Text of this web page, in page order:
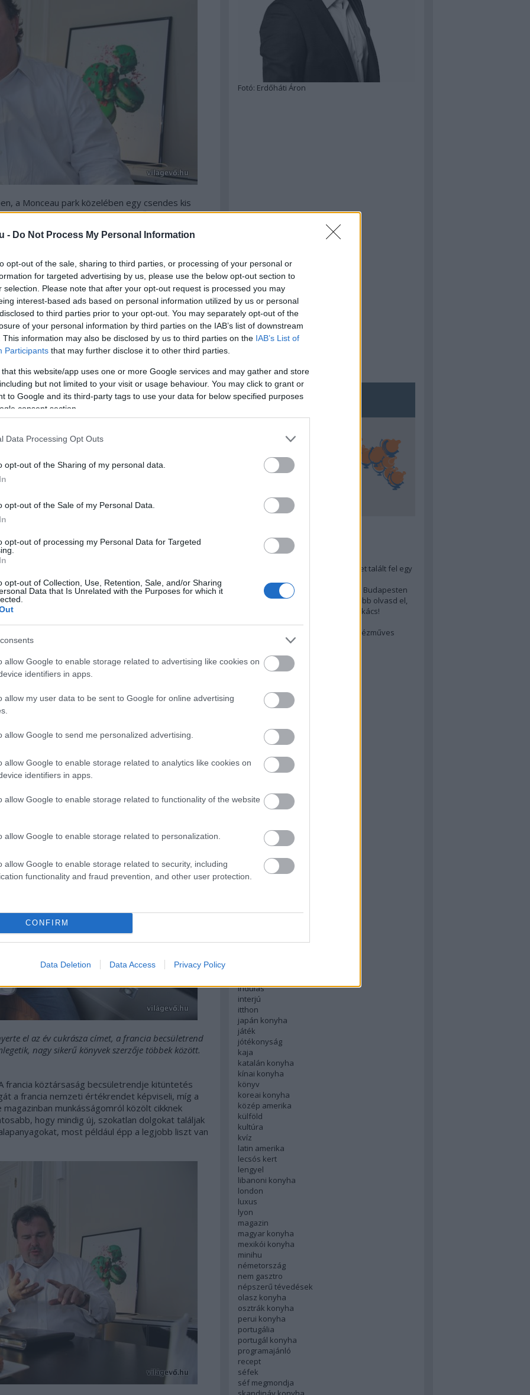
- Do Not Process My Personal Information
opt-out of the sale, sharing to third parties, or processing of your personal or
for targeted advertising by us, please use the below opt-out section to
selection. Please note that after your opt-out request is processed you may
interest-based ads based on personal information utilized by us or personal
to third parties prior to your opt-out. You may separately opt-out of the
of your personal information by third parties on the IAB’s list of downstream
This information may also be disclosed by us to third parties on the IAB’s List of
Participants that may further disclose it to other third parties.
that this website/app uses one or more Google services and may gather and store
but not limited to your visit or usage behaviour. You may click to grant or
to Google and its third-party tags to use your data for below specified purposes
consent section.
Data Processing Opt Outs
opt-out of the Sharing of my personal data.
opt-out of the Sale of my Personal Data.
opt-out of processing my Personal Data for Targeted
opt-out of Collection, Use, Retention, Sale, and/or Sharing
Data that Is Unrelated with the Purposes for which it
allow Google to enable storage related to advertising like cookies on
identifiers in apps.
allow my user data to be sent to Google for online advertising
allow Google to send me personalized advertising.
allow Google to enable storage related to analytics like cookies on
identifiers in apps.
allow Google to enable storage related to functionality of the website
allow Google to enable storage related to personalization.
allow Google to enable storage related to security, including
functionality and fraud prevention, and other user protection.
CONFIRM
Data Deletion Data Access Privacy Policy
a Monceau park közelében egy csendes kis
központi irodájának. Kívülről szinte semmi
készülnek a világ leghíresebb cukrászának
és itt, a ház legfelső szintjén található
is a nagyfőnök által megálmodott
Picassójához nyertünk bebocsátást. A
amihez természetesen PH monogram
közben komoly a sürgés-forgás:
adják egymásnak a kilincset. Aztán végre nyílik
el az év cukrásza címet, a francia becsületrend
nagy sikerű könyvek szerzője többek között.
francia köztársaság becsületrendje kitüntetés
a francia nemzeti értékrendet képviseli, míg a
munkásságomról közölt cikknek
hogy mindig új, szokatlan dolgokat találjak
most például épp a legjobb liszt van
Fotó: Erdőháti Áron
TOP5
Annyira menő Budapest-térképet talált fel egy
A 10 legjobb (elérhető árú) ebéd Budapesten
Szakács akarsz lenni? Akkor előbb olvasd el,
mit gondol erről egy magyar szakács!
Budapest rejtett kincsei: orosz kézműves
afrikai konyha
ázsiai konyha
baszk konyha
belgium
bocusedor
bocuse dor
dél amerika
English
északi konyha
francia konyha
holland konyha
indulás
interjú
itthon
japán konyha
játék
jótékonyság
kaja
katalán konyha
kínai konyha
könyv
koreai konyha
közép amerika
külföld
kultúra
kvíz
latin amerika
lecsós kert
lengyel
libanoni konyha
london
luxus
lyon
magazin
magyar konyha
mexikói konyha
minihu
németország
nem gasztro
népszerű tévedések
olasz konyha
osztrák konyha
perui konyha
portugália
portugál konyha
programajánló
recept
séfek
séf megmondja